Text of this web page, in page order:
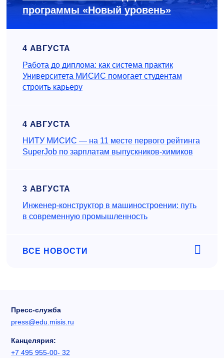
программы «Новый уровень»
4 АВГУСТА
Работа до диплома: как система практик
Университета МИСИС помогает студентам
строить карьеру
4 АВГУСТА
НИТУ МИСИС — на 11 месте первого рейтинга
SuperJob по зарплатам выпускников-химиков
3 АВГУСТА
Инженер‑конструктор в машиностроении: путь
в современную промышленность
ВСЕ НОВОСТИ
Пресс-служба
press@edu.misis.ru
Канцелярия:
+7 495 955-00- 32